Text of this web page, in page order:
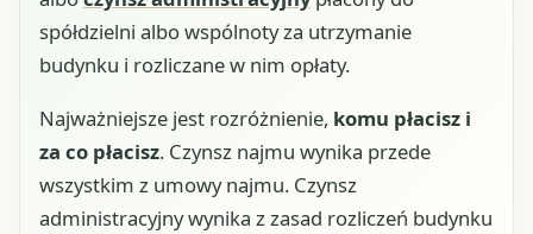
spółdzielni albo wspólnoty za utrzymanie
budynku i rozliczane w nim opłaty.
Najważniejsze jest rozróżnienie, komu płacisz i
za co płacisz. Czynsz najmu wynika przede
wszystkim z umowy najmu. Czynsz
administracyjny wynika z zasad rozliczeń budynku